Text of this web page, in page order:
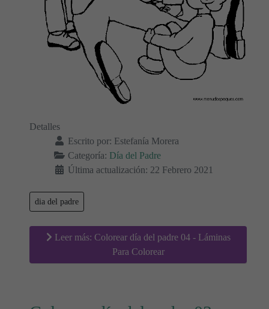
Detalles
Escrito por: Estefanía Morera
Categoría: Día del Padre
Última actualización: 22 Febrero 2021
dia del padre
Leer más: Colorear día del padre 04 - Láminas
Para Colorear